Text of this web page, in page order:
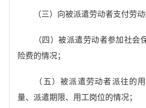
（三）向被派遣劳动者支付劳动
（四）被派遣劳动者参加社会
险费的情况；
（五）被派遣劳动者派往的用
量、派遣期限、用工岗位的情况；